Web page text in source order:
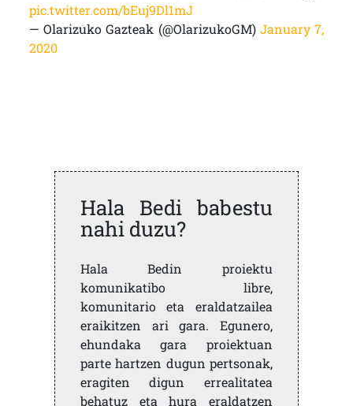
pic.twitter.com/bEuj9Dl1mJ
— Olarizuko Gazteak (@OlarizukoGM) January 7,
2020
Hala Bedi babestu
nahi duzu?
Hala Bedin proiektu
komunikatibo libre,
komunitario eta eraldatzailea
eraikitzen ari gara. Egunero,
ehundaka gara proiektuan
parte hartzen dugun pertsonak,
eragiten digun errealitatea
behatuz eta hura eraldatzen